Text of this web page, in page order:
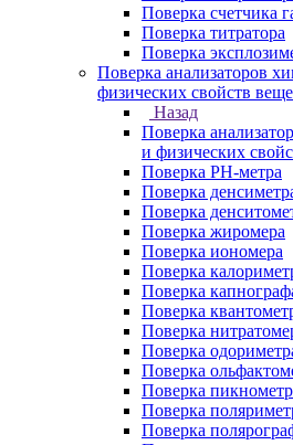
Поверка счетчика
Поверка титратора
Поверка
Поверка анализаторов
физических свойств
Назад
Поверка
и физических
Поверка PH-метра
Поверка
Поверка
Поверка жиромера
Поверка иономера
Поверка
Поверка
Поверка
Поверка
Поверка
Поверка
Поверка
Поверка
Поверка